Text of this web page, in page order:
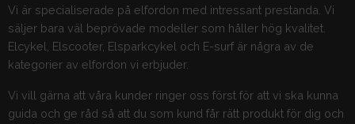
Vi är specialiserade på elfordon med intressant prestanda. Vi
säljer bara väl beprövade modeller som håller hög kvalitet.
Elcykel, Elscooter, Elsparkcykel och E-surf är några av de
kategorier av elfordon vi erbjuder.
Vi vill gärna att våra kunder ringer oss först för att vi ska kunna
guida och ge råd så att du som kund får rätt produkt för dig och